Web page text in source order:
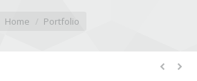
Home Portfolio